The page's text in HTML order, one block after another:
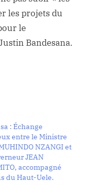
les projets du
le
Bandesana.
: Échange
entre le Ministre
NZANGI et
JEAN
accompagné
du Haut-Uele.